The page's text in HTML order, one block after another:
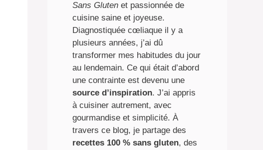
Sans Gluten et passionnée de
cuisine saine et joyeuse.
Diagnostiquée cœliaque il y a
plusieurs années, j’ai dû
transformer mes habitudes du jour
au lendemain. Ce qui était d’abord
une contrainte est devenu une
source d’inspiration. J’ai appris
à cuisiner autrement, avec
gourmandise et simplicité. À
travers ce blog, je partage des
recettes 100 % sans gluten, des